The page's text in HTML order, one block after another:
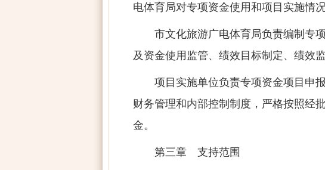
电体育局对专项资金使用和项目实施情
市文化旅游广电体育局负责编制专
及资金使用监管、绩效目标制定、绩效
项目实施单位负责专项资金项目申
财务管理和内部控制制度，严格按照经
金。
第三章 支持范围